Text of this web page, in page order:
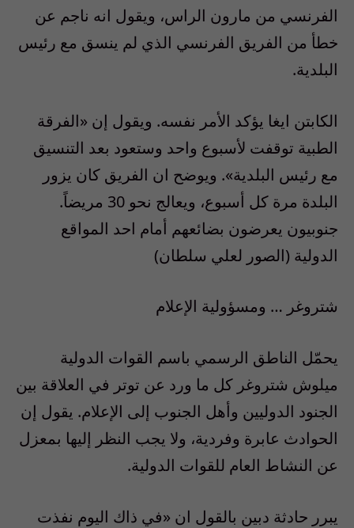
الفرنسي من مارون الراس، ويقول انه ناجم عن
خطأ من الفريق الفرنسي الذي لم ينسق مع رئيس
البلدية.
الكابتن ايغا يؤكد الأمر نفسه. ويقول إن «الفرقة
الطبية توقفت لأسبوع واحد وستعود بعد التنسيق
مع رئيس البلدية». ويوضح ان الفريق كان يزور
البلدة مرة كل أسبوع، ويعالج نحو 30 مريضاً.
جنوبيون يعرضون بضائعهم أمام احد المواقع
الدولية (الصور لعلي سلطان)
شتروغر … ومسؤولية الإعلام
يحمّل الناطق الرسمي باسم القوات الدولية
ميلوش شتروغر كل ما ورد عن توتر في العلاقة بين
الجنود الدوليين وأهل الجنوب إلى الإعلام. يقول إن
الحوادث عابرة وفردية، ولا يجب النظر إليها بمعزل
عن النشاط العام للقوات الدولية.
يبرر حادثة دبين بالقول ان «في ذاك اليوم نفذت